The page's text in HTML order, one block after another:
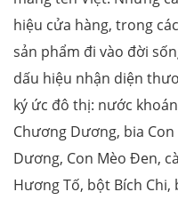
hiệu cửa hàng, trong
sản phẩm đi vào đời
dấu hiệu nhận diện
ký ức đô thị: nước
Chương Dương, bia
Dương, Con Mèo Đen,
Hương Tố, bột Bích Chi,